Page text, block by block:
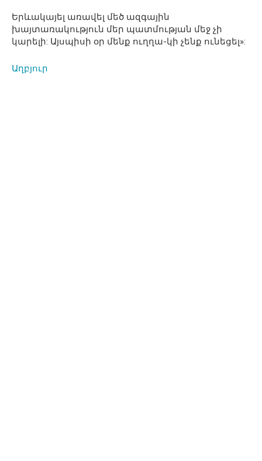
Երևակայել առավել մեծ ազգային
խայտառակություն մեր պատմության մեջ չի
կարելի: Այսպիսի օր մենք ուղղա-կի չենք ունեցել»:
Աղբյուր